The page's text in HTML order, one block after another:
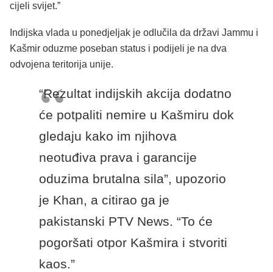
cijeli svijet.”
Indijska vlada u ponedjeljak je odlučila da državi Jammu i
Kašmir oduzme poseban status i podijeli je na dva
odvojena teritorija unije.
“Rezultat indijskih akcija dodatno
će potpaliti nemire u Kašmiru dok
gledaju kako im njihova
neotuđiva prava i garancije
oduzima brutalna sila”, upozorio
je Khan, a citirao ga je
pakistanski PTV News. “To će
pogoršati otpor Kašmira i stvoriti
kaos.”